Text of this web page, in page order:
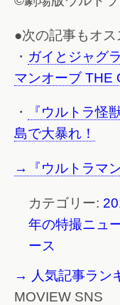
●次の記事も
・ ガイとジャグ
マンオーブ THE
・
『ウルトラ怪
島で大暴れ！
→『ウルトラマ
カテゴリー:
年の特撮ニュ
ース
→ 人気記事ラン
MOVIEW SNS